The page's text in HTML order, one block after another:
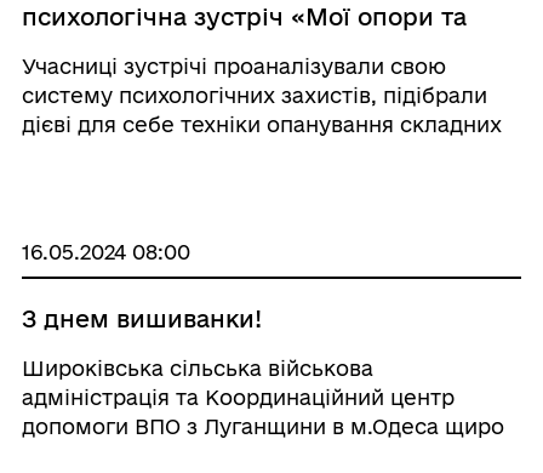
психологічна зустріч «Мої опори та
стрес» за підтримки Міжнародним
Комітетом Порятунку (IRC)
Учасниці зустрічі проаналізували свою
систему психологічних захистів, підібрали
дієві для себе техніки опанування складних
мережу однодумців та отрим ...
16.05.2024 08:00
З днем вишиванки!
Широківська сільська військова
адміністрація та Координаційний центр
допомоги ВПО з Луганщини в м.Одеса щиро